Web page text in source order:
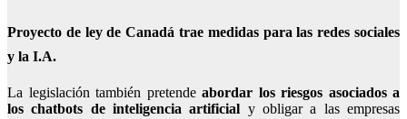
Proyecto de ley de Canadá trae medidas para las redes sociales
y la I.A.
La legislación también pretende abordar los riesgos asociados a
los chatbots de inteligencia artificial y obligar a las empresas